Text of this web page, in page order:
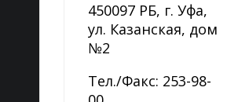
450097 РБ, г. Уфа,
ул. Казанская, дом
№2
Тел./Факс: 253-98-